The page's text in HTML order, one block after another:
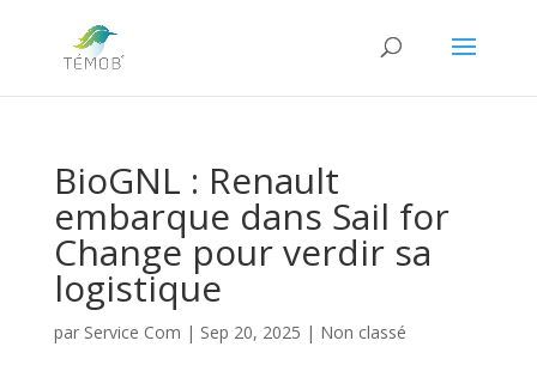
BioGNL : Renault
embarque dans Sail for
Change pour verdir sa
logistique
par Service Com | Sep 20, 2025 | Non classé